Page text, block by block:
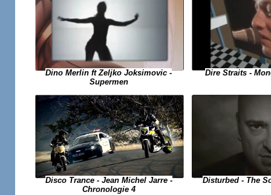
Dino Merlin ft Zeljko Joksimovic -
Supermen
Dire Straits -
Disco Trance - Jean Michel Jarre -
Chronologie 4
Disturbed - The